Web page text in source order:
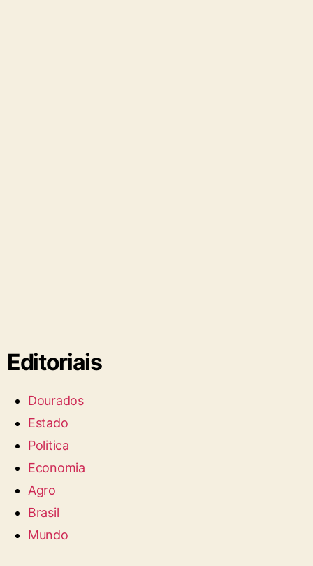
Editoriais
Dourados
Estado
Politica
Economia
Agro
Brasil
Mundo